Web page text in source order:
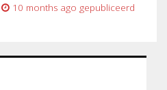
10 months ago gepubliceerd